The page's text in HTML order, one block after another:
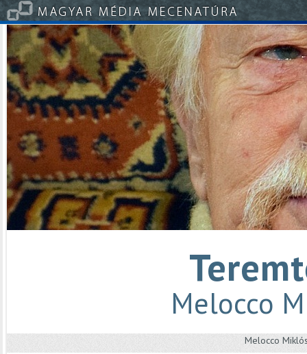
Melocco
Melocco